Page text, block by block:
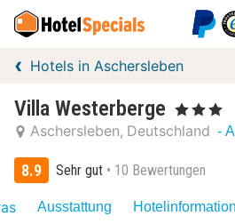
Hotels in Aschersleben
Villa Westerberge , 3 Sterne
Aschersleben Deutschland -
8.9 Sehr gut 10 Bewertungen
Ausstattung